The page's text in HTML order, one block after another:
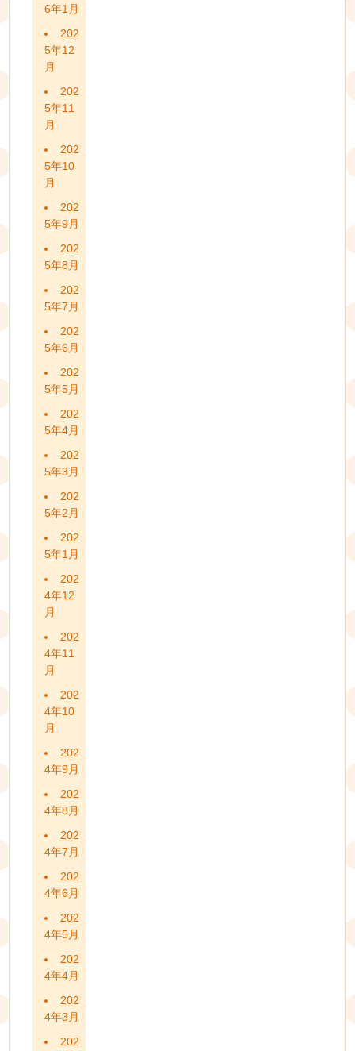
6年1月
202
5年12
月
202
5年11
月
202
5年10
月
202
5年9月
202
5年8月
202
5年7月
202
5年6月
202
5年5月
202
5年4月
202
5年3月
202
5年2月
202
5年1月
202
4年12
月
202
4年11
月
202
4年10
月
202
4年9月
202
4年8月
202
4年7月
202
4年6月
202
4年5月
202
4年4月
202
4年3月
202